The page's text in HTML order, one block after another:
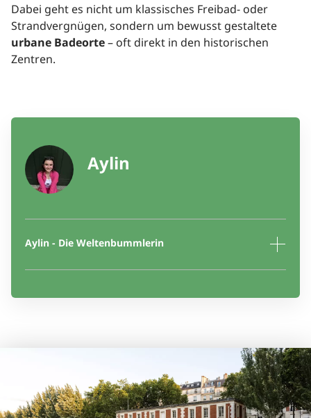
Alle
Städte
Alle
Dabei geht es nicht um klassisches Freibad- oder
Strandvergnügen, sondern um bewusst gestaltete
urbane Badeorte– oft direkt in den historischen
Zentren.
Aylin
Aylin - Die Weltenbummlerin
im Herzen – unterwegs zwischen Rooftopbars
Atmosphäre erkundet sie die Vielfalt urbaner
Lebenswelten ebenso wie die Ruhe entlegener